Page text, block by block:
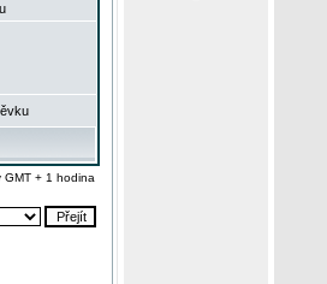
GMT + 1 hodina